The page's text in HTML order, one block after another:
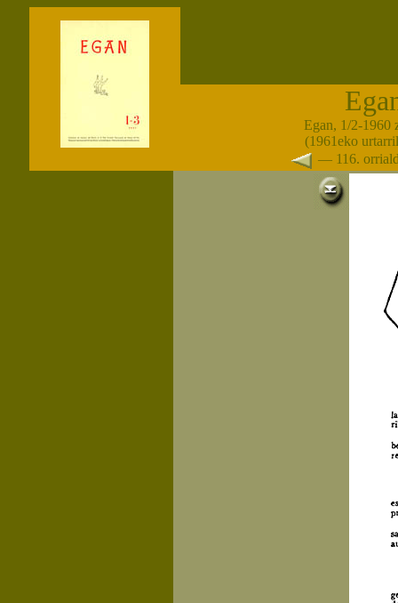
Egan, 1/2-1960
(1961eko
— 116.